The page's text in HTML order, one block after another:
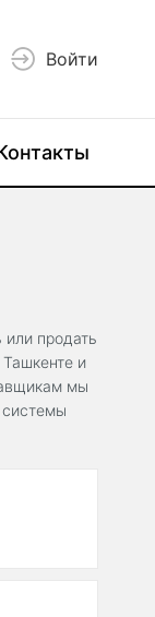
Войти
продать
и
мы
системы